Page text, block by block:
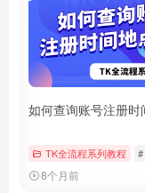
如何查询账号注册时
TK全流程系列教程
8个月前